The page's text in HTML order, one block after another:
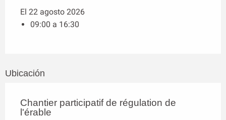
El 22 agosto 2026
09:00 a 16:30
Ubicación
Chantier participatif de régulation de
l'érable